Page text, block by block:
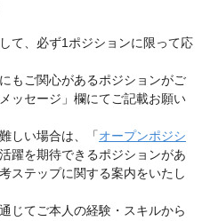
て、必ず1ポジションに限って応
もご関心があるポジションがご
ッセージ」欄にてご記載お願い
しい場合は、「オープンポジシ
躍を期待できるポジションがあ
ステップに関する案内をいたし
じてご本人の経験・スキルから